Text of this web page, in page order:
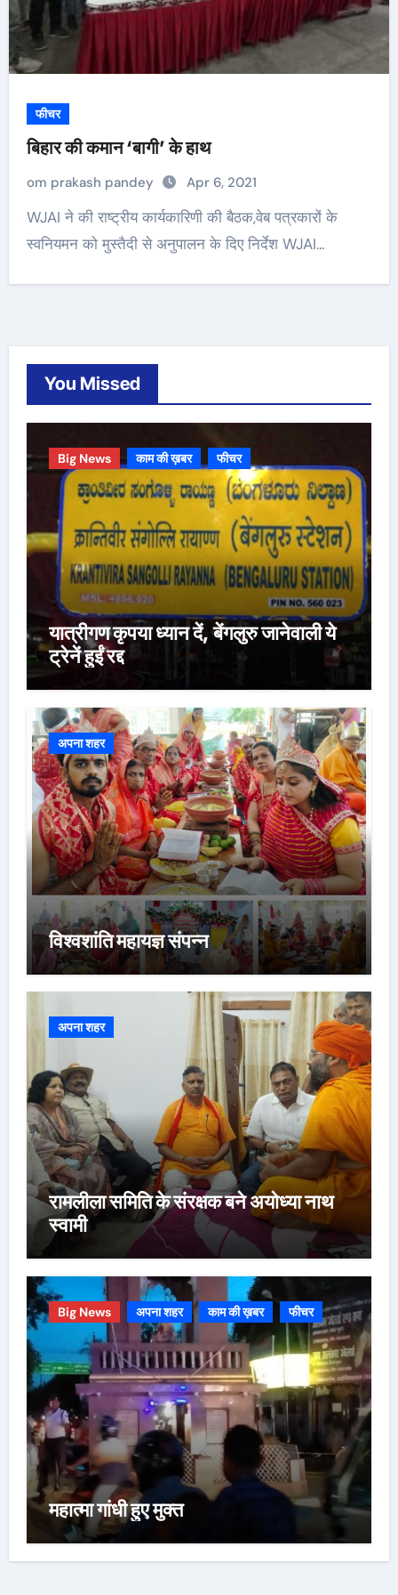
फीचर
बिहार की कमान ‘बागी’ के हाथ
om prakash pandey Apr 6, 2021
WJAI ने की राष्ट्रीय कार्यकारिणी की बैठक,वेब पत्रकारों के
स्वनियमन को मुस्तैदी से अनुपालन के दिए निर्देश WJAI…
You Missed
Big News काम की ख़बर फीचर
यात्रीगण कृपया ध्यान दें, बेंगलुरु जानेवाली ये
ट्रेनें हुईं रद्द
अपना शहर
विश्वशांति महायज्ञ संपन्न
अपना शहर
रामलीला समिति के संरक्षक बने अयोध्या नाथ
स्वामी
Big News अपना शहर काम की ख़बर फीचर
महात्मा गांधी हुए मुक्त